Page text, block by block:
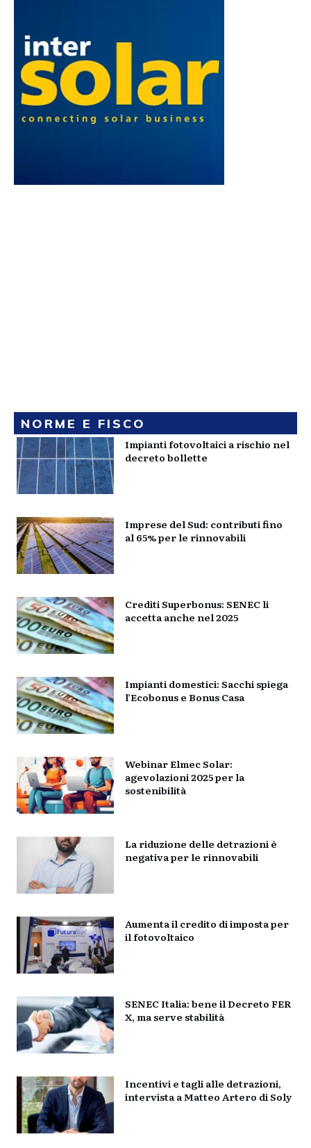
NORME E FISCO
Impianti fotovoltaici a rischio nel
decreto bollette
Imprese del Sud: contributi fino
al 65% per le rinnovabili
Crediti Superbonus: SENEC li
accetta anche nel 2025
Impianti domestici: Sacchi spiega
l’Ecobonus e Bonus Casa
Webinar Elmec Solar:
agevolazioni 2025 per la
sostenibilità
La riduzione delle detrazioni è
negativa per le rinnovabili
Aumenta il credito di imposta per
il fotovoltaico
SENEC Italia: bene il Decreto FER
X, ma serve stabilità
Incentivi e tagli alle detrazioni,
intervista a Matteo Artero di Soly